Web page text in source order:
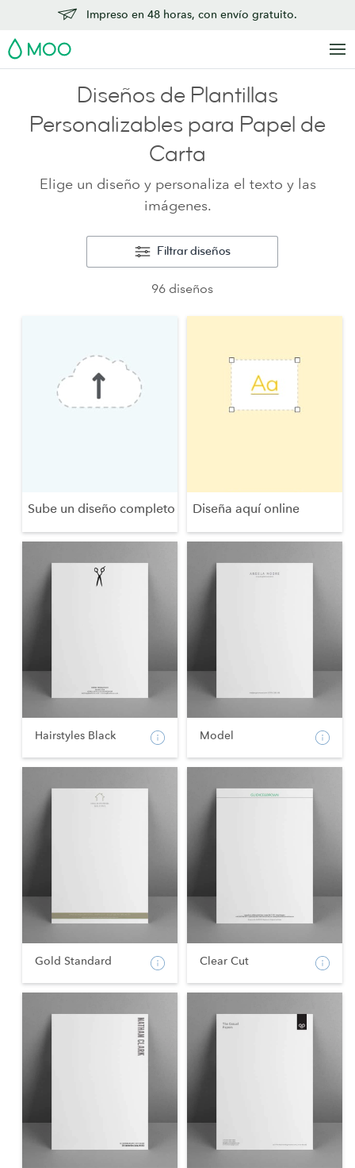
Impreso en 48 horas, con envío gratuito.
MOO
Diseños de Plantillas
Personalizables para Papel de
Carta
Elige un diseño y personaliza el texto y las
imágenes.
Filtrar diseños
96 diseños
Sube un diseño completo Diseña aquí online
Hairstyles Black Model
Gold Standard Clear Cut